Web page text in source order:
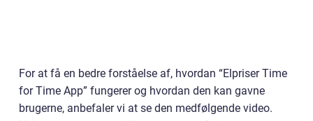
For at få en bedre forståelse af, hvordan “Elpriser Time
for Time App” fungerer og hvordan den kan gavne
brugerne, anbefaler vi at se den medfølgende video.